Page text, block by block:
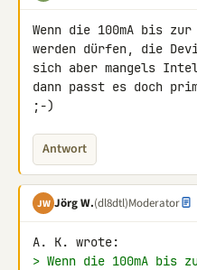
Wenn die 100mA bis zur
werden dürfen, die
sich aber mangels
dann passt es doch
;-)
Antwort
JW Jörg W.(dl8dtl)Moderator
> Wenn die 100mA bis